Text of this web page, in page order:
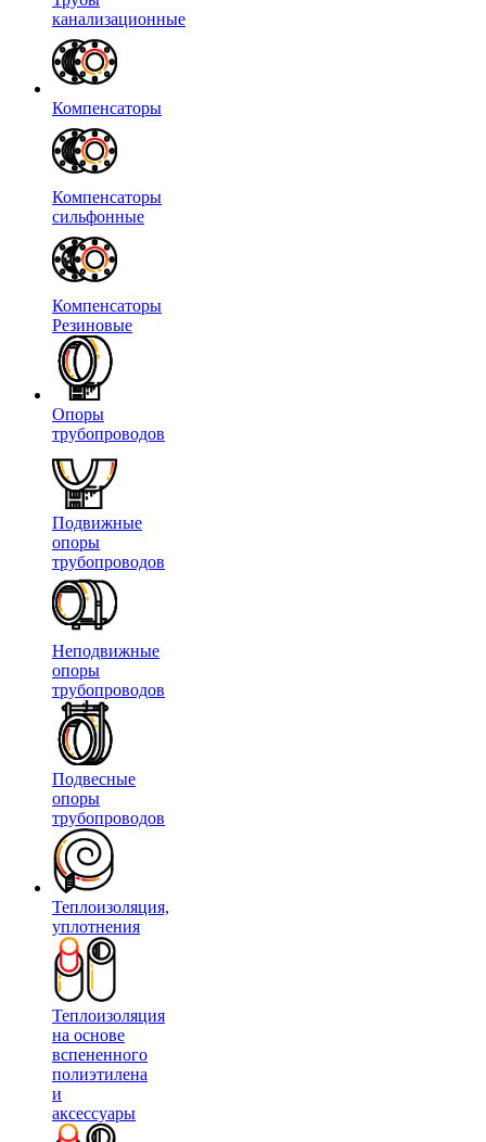
канализационные
Компенсаторы
Компенсаторы
сильфонные
Компенсаторы
Резиновые
Опоры
трубопроводов
Подвижные
опоры
трубопроводов
Неподвижные
опоры
трубопроводов
Подвесные
опоры
трубопроводов
Теплоизоляция,
уплотнения
Теплоизоляция
на основе
вспененного
полиэтилена
и
аксессуары